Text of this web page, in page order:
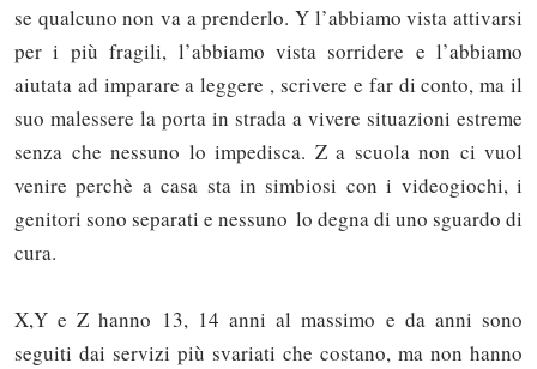
se qualcuno non va a prenderlo. Y l’abbiamo vista attivarsi
per i più fragili, l’abbiamo vista sorridere e l’abbiamo
aiutata ad imparare a leggere , scrivere e far di conto, ma il
suo malessere la porta in strada a vivere situazioni estreme
senza che nessuno lo impedisca. Z a scuola non ci vuol
venire perchè a casa sta in simbiosi con i videogiochi, i
genitori sono separati e nessuno lo degna di uno sguardo di
cura.
X,Y e Z hanno 13, 14 anni al massimo e da anni sono
seguiti dai servizi più svariati che costano, ma non hanno